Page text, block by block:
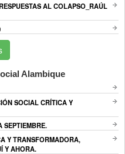
AL COLAPSO_RAÚL
Alambique
SOCIAL CRÍTICA Y
SEPTIEMBRE.
Y TRANSFORMADORA,
Y AHORA.